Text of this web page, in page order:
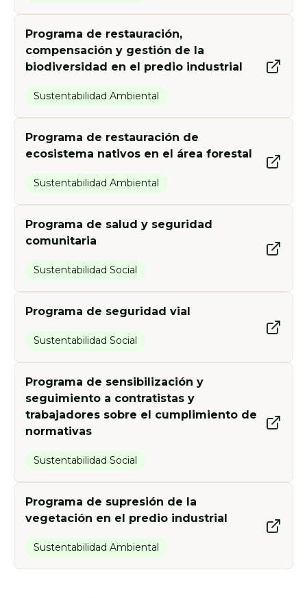
Programa de restauración,
compensación y gestión de la
biodiversidad en el predio industrial
Sustentabilidad Ambiental
Programa de restauración de
ecosistema nativos en el área forestal
Sustentabilidad Ambiental
Programa de salud y seguridad
comunitaria
Sustentabilidad Social
Programa de seguridad vial
Sustentabilidad Social
Programa de sensibilización y
seguimiento a contratistas y
trabajadores sobre el cumplimiento de
normativas
Sustentabilidad Social
Programa de supresión de la
vegetación en el predio industrial
Sustentabilidad Ambiental